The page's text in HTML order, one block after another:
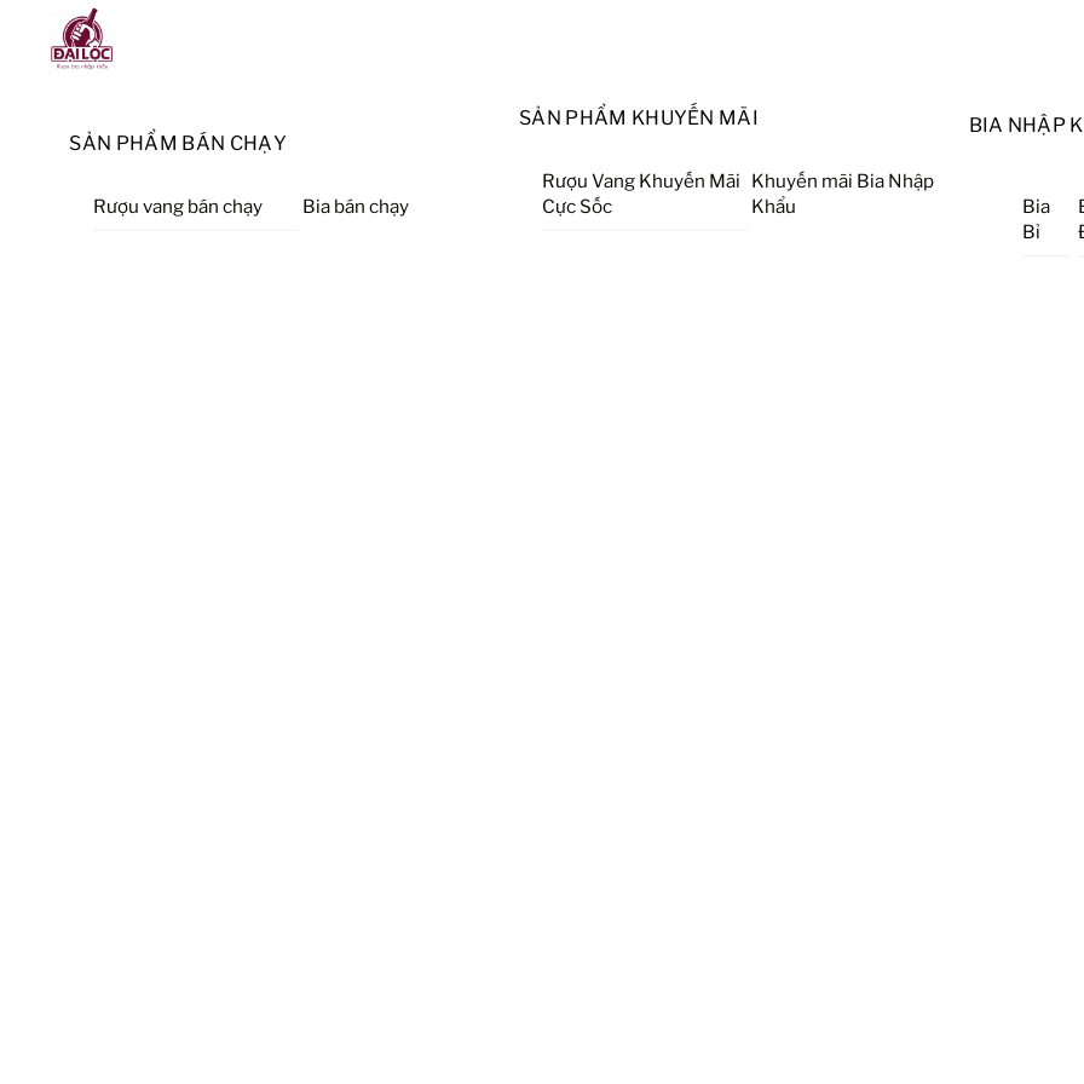
Menu
SẢN PHẨM BÁN CHẠY
Rượu vang bán chạy Bia bán chạy
SẢN PHẨM KHUYẾN MÃI
Rượu Vang Khuyến Mãi
Cực Sốc
Khuyến mãi Bia Nhập
Khẩu
BIA NHẬP
Bia
Bỉ